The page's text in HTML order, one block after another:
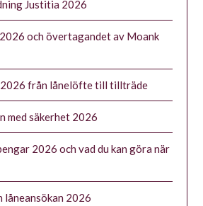
Justitia 2026
och övertagandet av Moank
2026 från lånelöfte till tillträde
med säkerhet 2026
2026 och vad du kan göra när
låneansökan 2026